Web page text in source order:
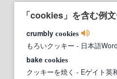
「cookies」を含む例
crumbly cookies
もろいクッキー - 日本語
bake cookies
クッキーを焼く - Eゲイト英